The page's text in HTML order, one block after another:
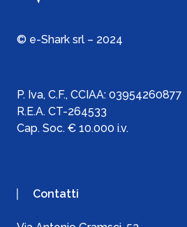
© e-Shark srl – 2024
P. Iva, C.F., CCIAA: 03954260877
R.E.A. CT-264533
Cap. Soc. € 10.000 i.v.
Contatti